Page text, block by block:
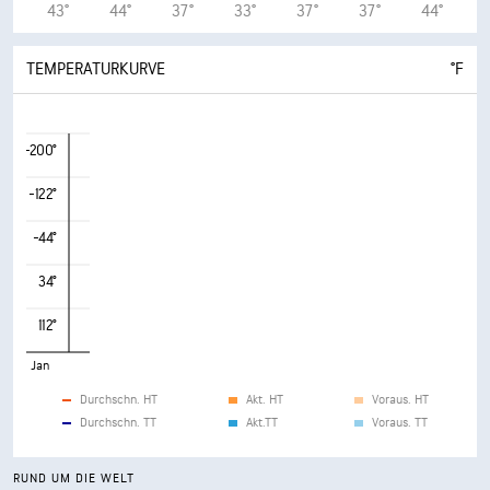
43°
44°
37°
33°
37°
37°
44°
TEMPERATURKURVE °F
-200°
-122°
-44°
34°
112°
Jan
Durchschn. HT
Durchschn. TT
Akt. HT
Akt.TT
Voraus. HT
Voraus. TT
RUND UM DIE WELT